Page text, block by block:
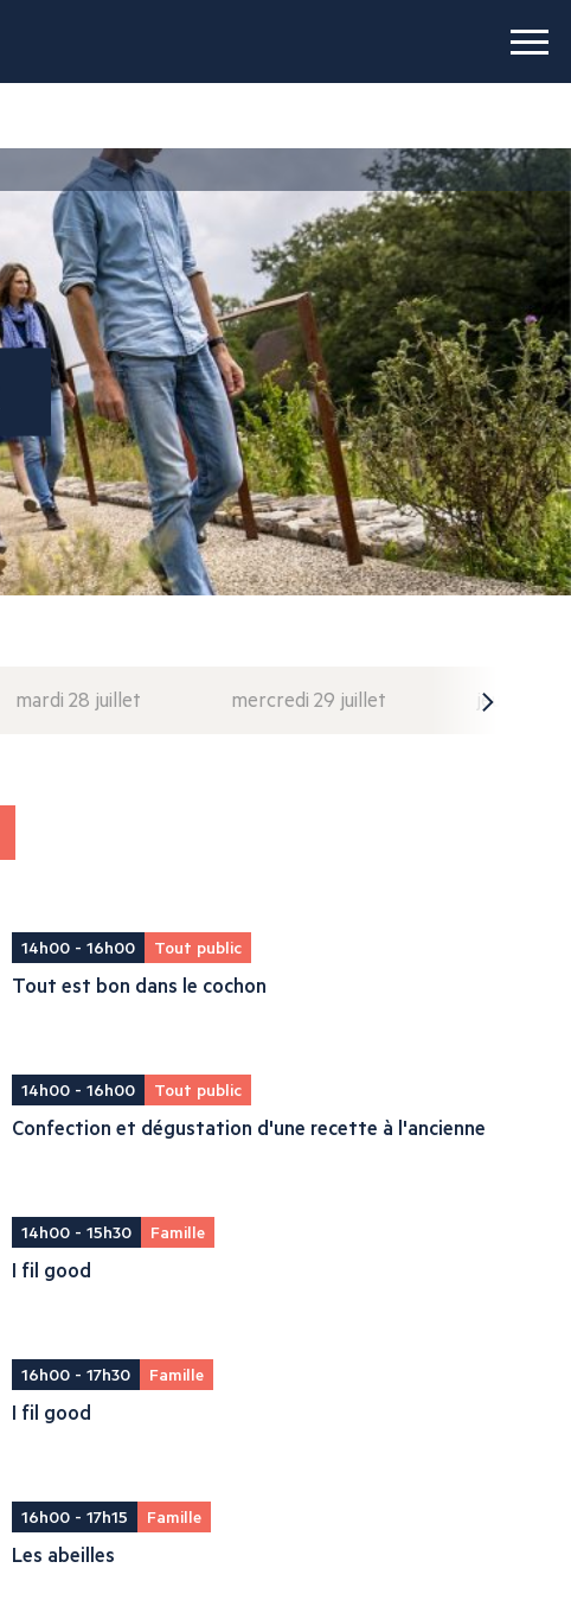
mardi 28 juillet mercredi 29 juillet jeudi 30
14h00 - 16h00 Tout public
Tout est bon dans le cochon
14h00 - 16h00 Tout public
Confection et dégustation d'une recette à l'ancienne
14h00 - 15h30 Famille
I fil good
16h00 - 17h30 Famille
I fil good
16h00 - 17h15 Famille
Les abeilles